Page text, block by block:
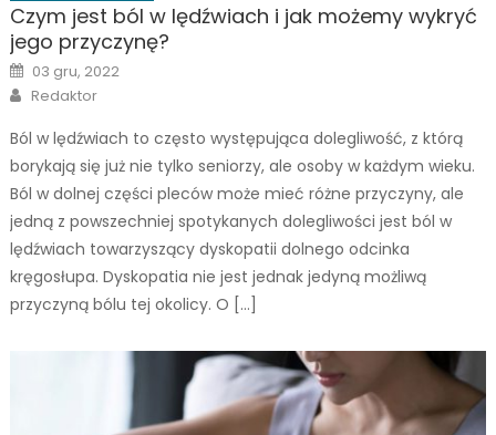
Czym jest ból w lędźwiach i jak możemy wykryć
jego przyczynę?
Posted
on
03 gru, 2022
Author
Redaktor
Ból w lędźwiach to często występująca dolegliwość, z którą
borykają się już nie tylko seniorzy, ale osoby w każdym wieku.
Ból w dolnej części pleców może mieć różne przyczyny, ale
jedną z powszechniej spotykanych dolegliwości jest ból w
lędźwiach towarzyszący dyskopatii dolnego odcinka
kręgosłupa. Dyskopatia nie jest jednak jedyną możliwą
przyczyną bólu tej okolicy. O […]